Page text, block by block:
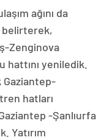
ağını da
belirterek,
Zenginova
yeniledik.
Gaziantep-
hatları
-Şanlıurfa
Yatırım